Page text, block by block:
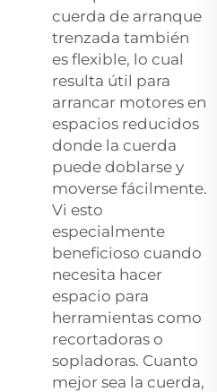
cuerda de arranque
trenzada también
es flexible, lo cual
resulta útil para
arrancar motores en
espacios reducidos
donde la cuerda
puede doblarse y
moverse fácilmente.
Vi esto
especialmente
beneficioso cuando
necesita hacer
espacio para
herramientas como
recortadoras o
sopladoras. Cuanto
mejor sea la cuerda,